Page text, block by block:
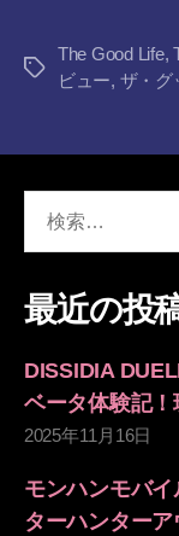
タ
The Good Life,
ビュー, ザ・グ
象:
最近の投
DISSIDIA
ベータ体験記！
2025年11月16日
モンハンモバ
ターハンター